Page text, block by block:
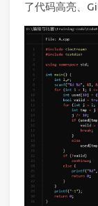
了代码高亮、